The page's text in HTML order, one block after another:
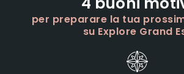
per preparare la tua
su Explore Grand